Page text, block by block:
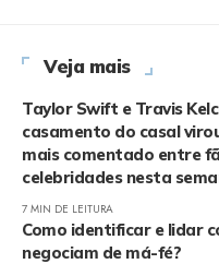
Veja mais
Taylor Swift e Travis
casamento do casal
mais comentado entre
celebridades nesta
7 MIN DE LEITURA
Como identificar e lidar
negociam de má-fé?